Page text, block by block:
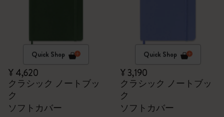
Quick Shop
¥ 4,620
クラシック ノートブッ
ク
ソフトカバー
Quick Shop
¥ 3,190
クラシック ノートブッ
ク
ソフトカバー